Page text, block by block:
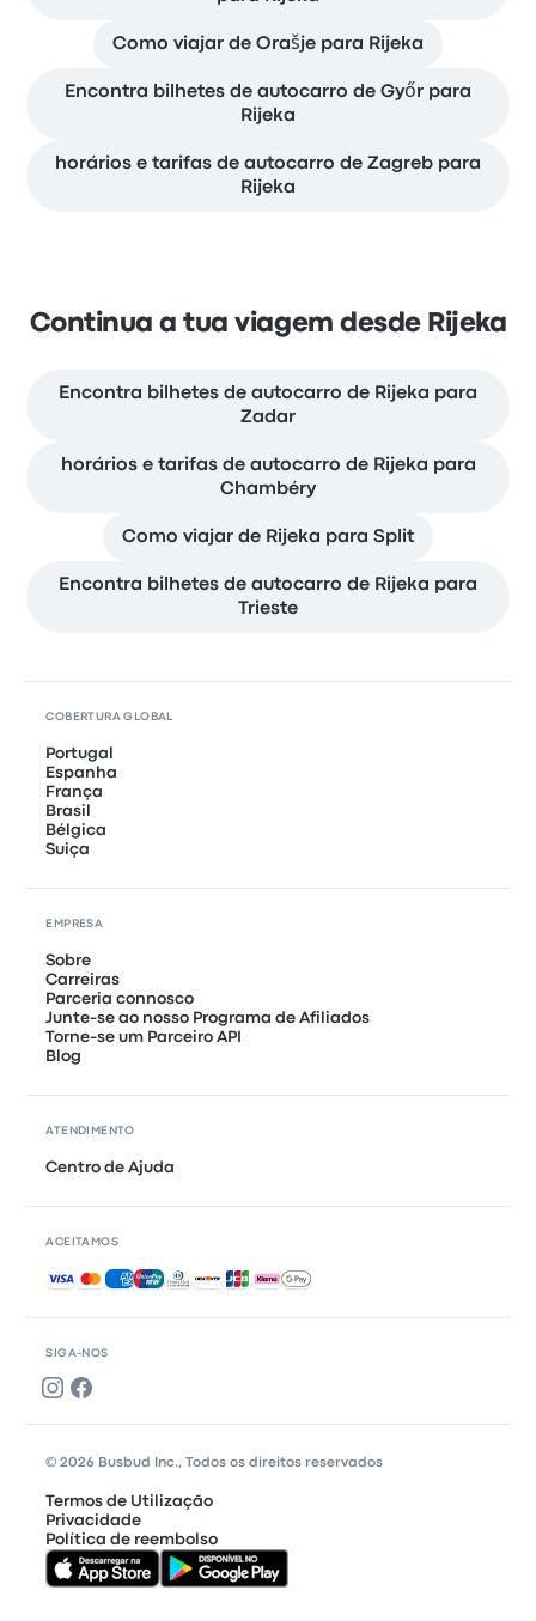
Como viajar de Orašje para Rijeka
Encontra bilhetes de autocarro de Győr para
Rijeka
horários e tarifas de autocarro de Zagreb para
Rijeka
Continua a tua viagem desde Rijeka
Encontra bilhetes de autocarro de Rijeka para
Zadar
horários e tarifas de autocarro de Rijeka para
Chambéry
Como viajar de Rijeka para Split
Encontra bilhetes de autocarro de Rijeka para
Trieste
SIGA-NOS
COBERTURA GLOBAL
Portugal
Espanha
França
Brasil
Bélgica
Suiça
EMPRESA
Sobre
Carreiras
Parceria connosco
Junte-se ao nosso Programa de Afiliados
Torne-se um Parceiro API
Blog
ATENDIMENTO
Centro de Ajuda
ACEITAMOS
Pagamentos aceites
© 2026 Busbud Inc., Todos os direitos reservados
Termos de Utilização
Privacidade
Política de reembolso